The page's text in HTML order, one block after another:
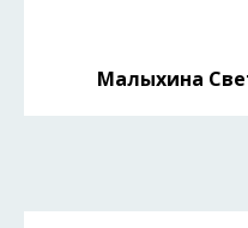
Малыхина